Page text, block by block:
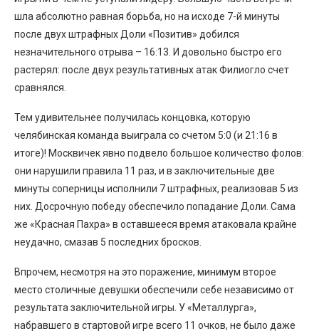
шла абсолютно равная борьба, но на исходе 7-й минуты
после двух штрафных Доли «Позитив» добился
незначительного отрыва – 16:13. И довольно быстро его
растерял: после двух результативных атак Филиогло счет
сравнялся.
Тем удивительнее получилась концовка, которую
челябинская команда выиграла со счетом 5:0 (и 21:16 в
итоге)! Москвичек явно подвело большое количество фолов:
они нарушили правила 11 раз, и в заключительные две
минуты соперницы исполнили 7 штрафных, реализовав 5 из
них. Досрочную победу обеспечило попадание Доли. Сама
же «Красная Пахра» в оставшееся время атаковала крайне
неудачно, смазав 5 последних бросков.
Впрочем, несмотря на это поражение, минимум второе
место столичные девушки обеспечили себе независимо от
результата заключительной игры. У «Металлурга»,
набравшего в стартовой игре всего 11 очков, не было даже